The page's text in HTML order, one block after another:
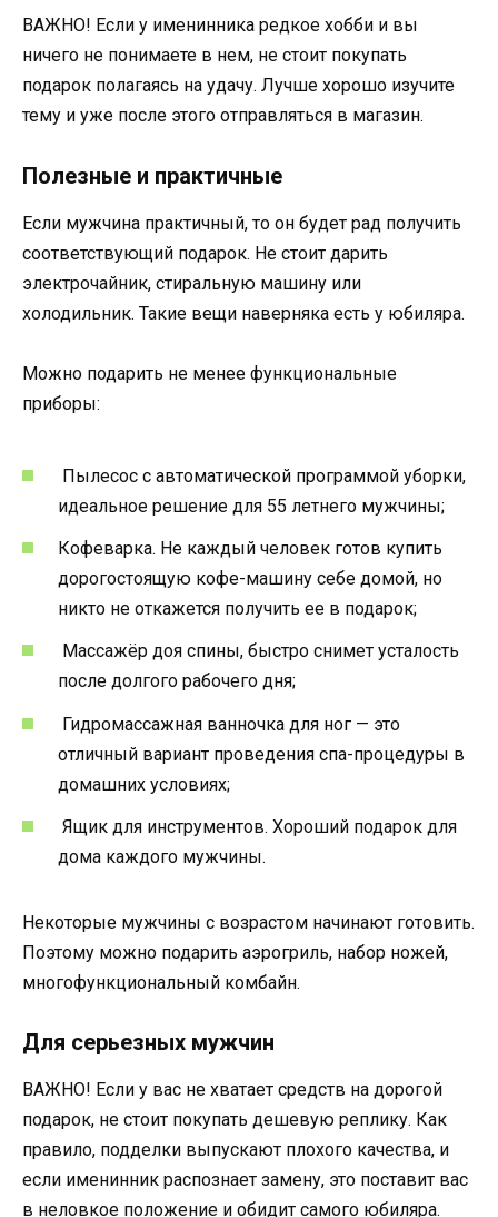
ВАЖНО! Если у именинника редкое хобби и вы
ничего не понимаете в нем, не стоит покупать
подарок полагаясь на удачу. Лучше хорошо изучите
тему и уже после этого отправляться в магазин.
Полезные и практичные
Если мужчина практичный, то он будет рад получить
соответствующий подарок. Не стоит дарить
электрочайник, стиральную машину или
холодильник. Такие вещи наверняка есть у юбиляра.
Можно подарить не менее функциональные
приборы:
Пылесос с автоматической программой уборки,
идеальное решение для 55 летнего мужчины;
Кофеварка. Не каждый человек готов купить
дорогостоящую кофе-машину себе домой, но
никто не откажется получить ее в подарок;
Массажёр доя спины, быстро снимет усталость
после долгого рабочего дня;
Гидромассажная ванночка для ног — это
отличный вариант проведения спа-процедуры в
домашних условиях;
Ящик для инструментов. Хороший подарок для
дома каждого мужчины.
Некоторые мужчины с возрастом начинают готовить.
Поэтому можно подарить аэрогриль, набор ножей,
многофункциональный комбайн.
Для серьезных мужчин
ВАЖНО! Если у вас не хватает средств на дорогой
подарок, не стоит покупать дешевую реплику. Как
правило, подделки выпускают плохого качества, и
если именинник распознает замену, это поставит вас
в неловкое положение и обидит самого юбиляра.